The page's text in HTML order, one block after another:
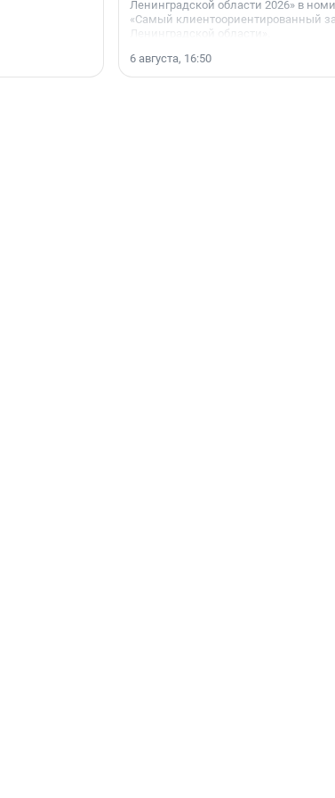
Ленинградской области 2026» в
«Самый клиентоориентированный
Ленинградской области».
6 августа, 16:50